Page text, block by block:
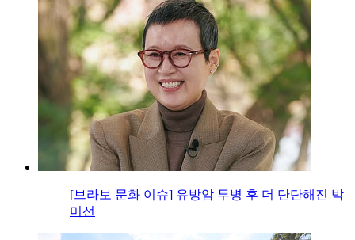
[브라보 문화 이슈] 유방암 투병 후 더 단단해진 박
미선